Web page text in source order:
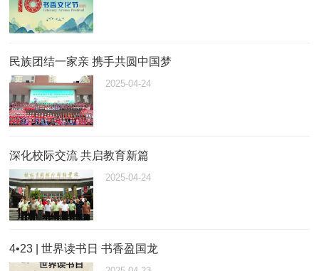
民族团结一家亲 携手共圆中国梦
2025-04-24
深化校际交流 共启教育新篇
2025-04-24
4•23 | 世界读书日 书香盈国龙